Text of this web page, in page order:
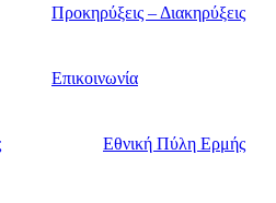
Προκηρύξεις – Διακηρύξεις
Επικοινωνία
Εθνική Πύλη Ερμής